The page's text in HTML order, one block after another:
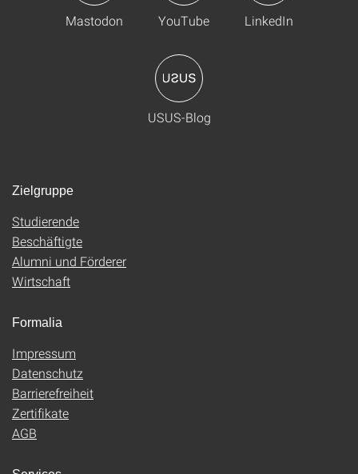
Mastodon YouTube LinkedIn
USUS-Blog
Zielgruppe
Studierende
Beschäftigte
Alumni und Förderer
Wirtschaft
Formalia
Impressum
Datenschutz
Barrierefreiheit
Zertifikate
AGB